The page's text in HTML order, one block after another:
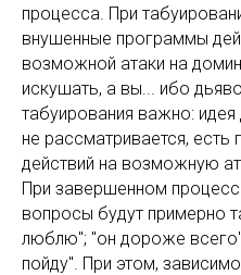
процесса. При
внушенные программы
возможной атаки на
искушать, а вы... ибо
табуирования важно:
не рассматривается,
действий на возможную
При завершенном
вопросы будут примерно
люблю"; "он дороже
пойду". При этом,